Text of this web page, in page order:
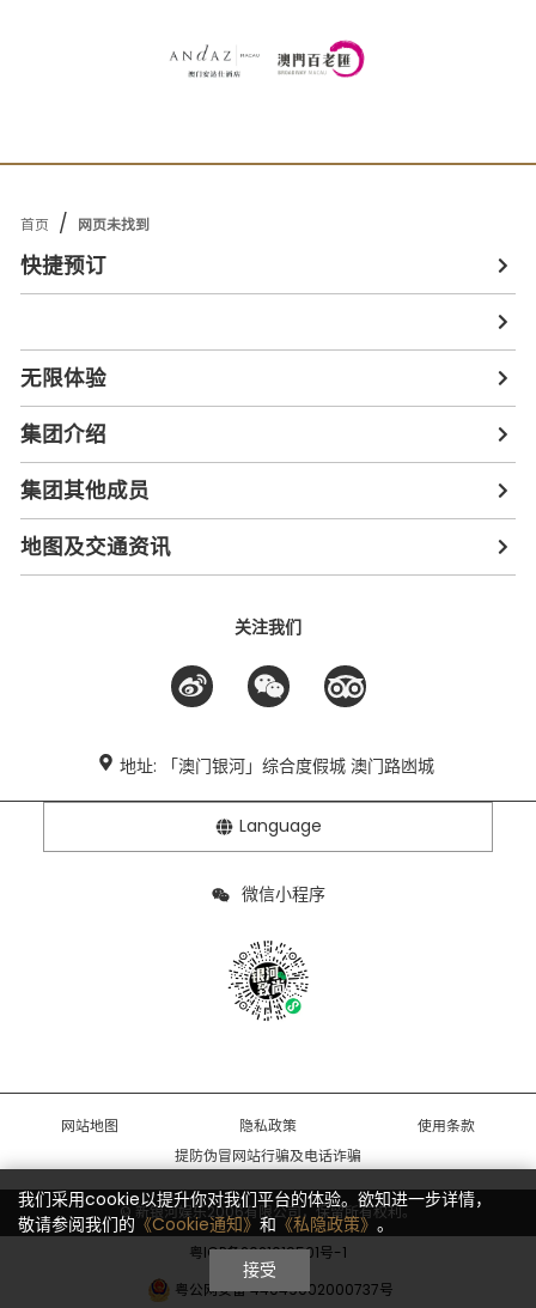
我们采用cookie以提升你对我们平台的体验。欲知进一步详情，
敬请参阅我们的《Cookie通知》和《私隐政策》 。
接受
首页 / 网页未找到
快捷预订
无限体验
集团介绍
集团其他成员
地图及交通资讯
关注我们
地址: 「澳门银河」综合度假城 澳门路凼城
Language
微信小程序
网站地图 隐私政策
使用条款
提防伪冒网站行骗及电话诈骗
© 新银河娱乐2006有限公司，保留所有权利。
粤ICP备2021019501号-1
粤公网安备 44049002000737号